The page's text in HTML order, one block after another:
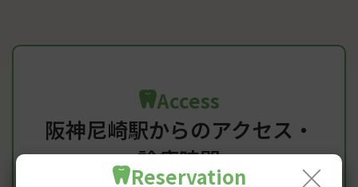
Access
阪神尼崎駅からのアクセス・
診療時間
×
Reservation